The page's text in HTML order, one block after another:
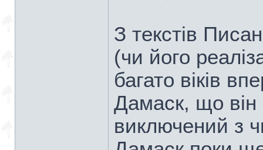
З текстів
(чи його
багато віків
Дамаск, що він
виключений з